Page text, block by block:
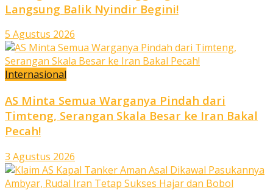
Langsung Balik Nyindir Begini!
5 Agustus 2026
Internasional
AS Minta Semua Warganya Pindah dari
Timteng, Serangan Skala Besar ke Iran Bakal
Pecah!
3 Agustus 2026